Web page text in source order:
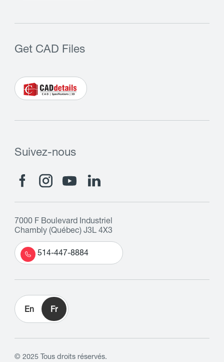
Get CAD Files
Suivez-nous
7000 F Boulevard Industriel
Chambly (Québec) J3L 4X3
514-447-8884
En Fr
© 2025 Tous droits réservés.